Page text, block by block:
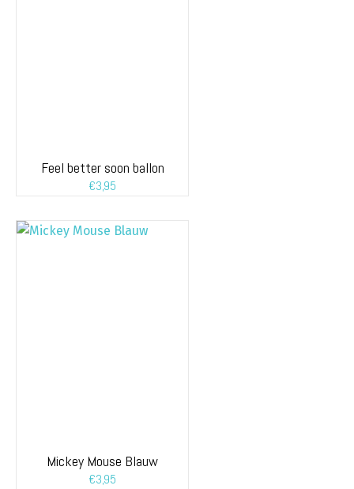
Feel better soon ballon
€3,95
Mickey Mouse Blauw
€3,95